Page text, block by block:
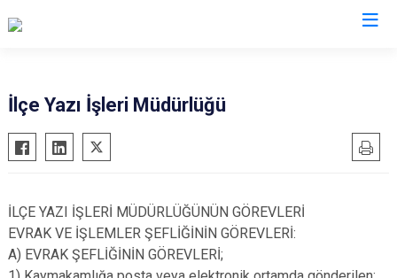
Alpu
Beylikova
Günyüzü
Han
Seyitgazi
Sivrihisar
İlçe Yazı İşleri Müdürlüğü
İLÇE YAZI İŞLERİ MÜDÜRLÜĞÜNÜN GÖREVLERİ
EVRAK VE İŞLEMLER ŞEFLİĞİNİN GÖREVLERİ:
A) EVRAK ŞEFLİĞİNİN GÖREVLERİ;